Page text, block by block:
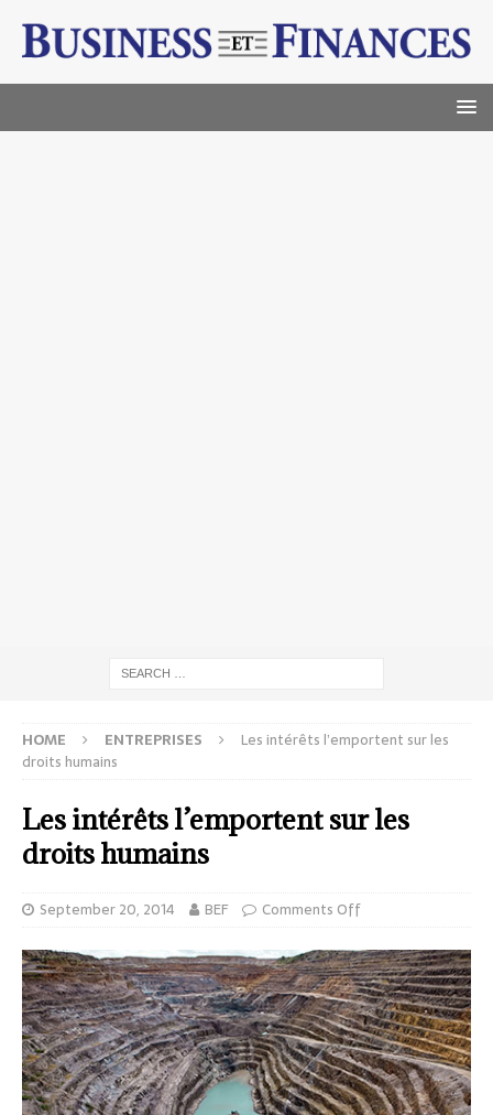
HOME ENTREPRISES
Les intérêts l’emportent sur les
droits humains
Les intérêts l’emportent sur les
droits humains
September 20, 2014 BEF Comments Off